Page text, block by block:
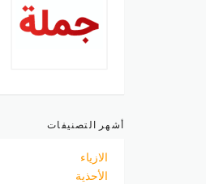
أشهر التصنيفات
الازياء
الأحذية